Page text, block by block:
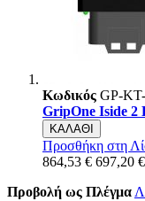
Κωδικός GP-
GripOne Iside 2
ΚΑΛΑΘΙ
Προσθήκη στη
864,53 € 697,20 €
Προβολή ως Πλέγμα